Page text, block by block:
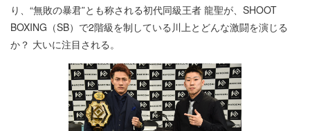
り、“無敗の暴君”とも称される初代同級王者 龍聖が、SHOOT
BOXING（SB）で2階級を制している川上とどんな激闘を演じる
か？ 大いに注目される。